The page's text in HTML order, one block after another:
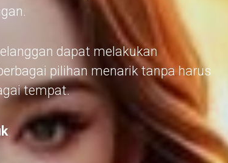
dapat melakukan
pilihan menarik tanpa harus
tempat.